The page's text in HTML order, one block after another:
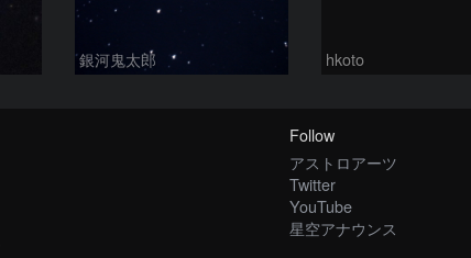
銀河鬼太郎 hkoto
Follow
アストロアーツ
Twitter
YouTube
星空アナウンス